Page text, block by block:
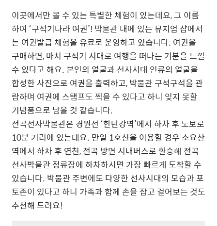
이곳에서만 볼 수 있는 특별한 체험이 있는데요, 그 이름
하여 ‘구석기나라 여권’! 박물관 내에 있는 뮤지엄 샵에서
는 여권발급 체험을 유료로 운영하고 있습니다. 여권을
구매하면, 마치 구석기 시대로 여행을 떠나는 기분을 느낄
수 있다고 해요. 본인의 얼굴과 선사시대 인류의 얼굴을
합성한 사진으로 여권을 출력하고, 박물관 구석구석을 관
람하며 여권에 스탬프도 찍을 수 있다고 하니 잊지 못할
기념품으로 남을 것 같습니다.
전곡선사박물관은 경원선 ‘한탄강역’에서 하차 후 도보로
10분 거리에 있는데요. 만일 1호선을 이용할 경우 소요산
역에서 하차 후 연천, 전곡 방면 시내버스로 환승해 전곡
선사박물관 정류장에 하차하시면 가장 빠르게 도착할 수
있습니다. 박물관 주변에도 다양한 선사시대의 모습과 포
토존이 있다고 하니 가족과 함께 손을 잡고 걸어보는 것도
추천해 드려요!